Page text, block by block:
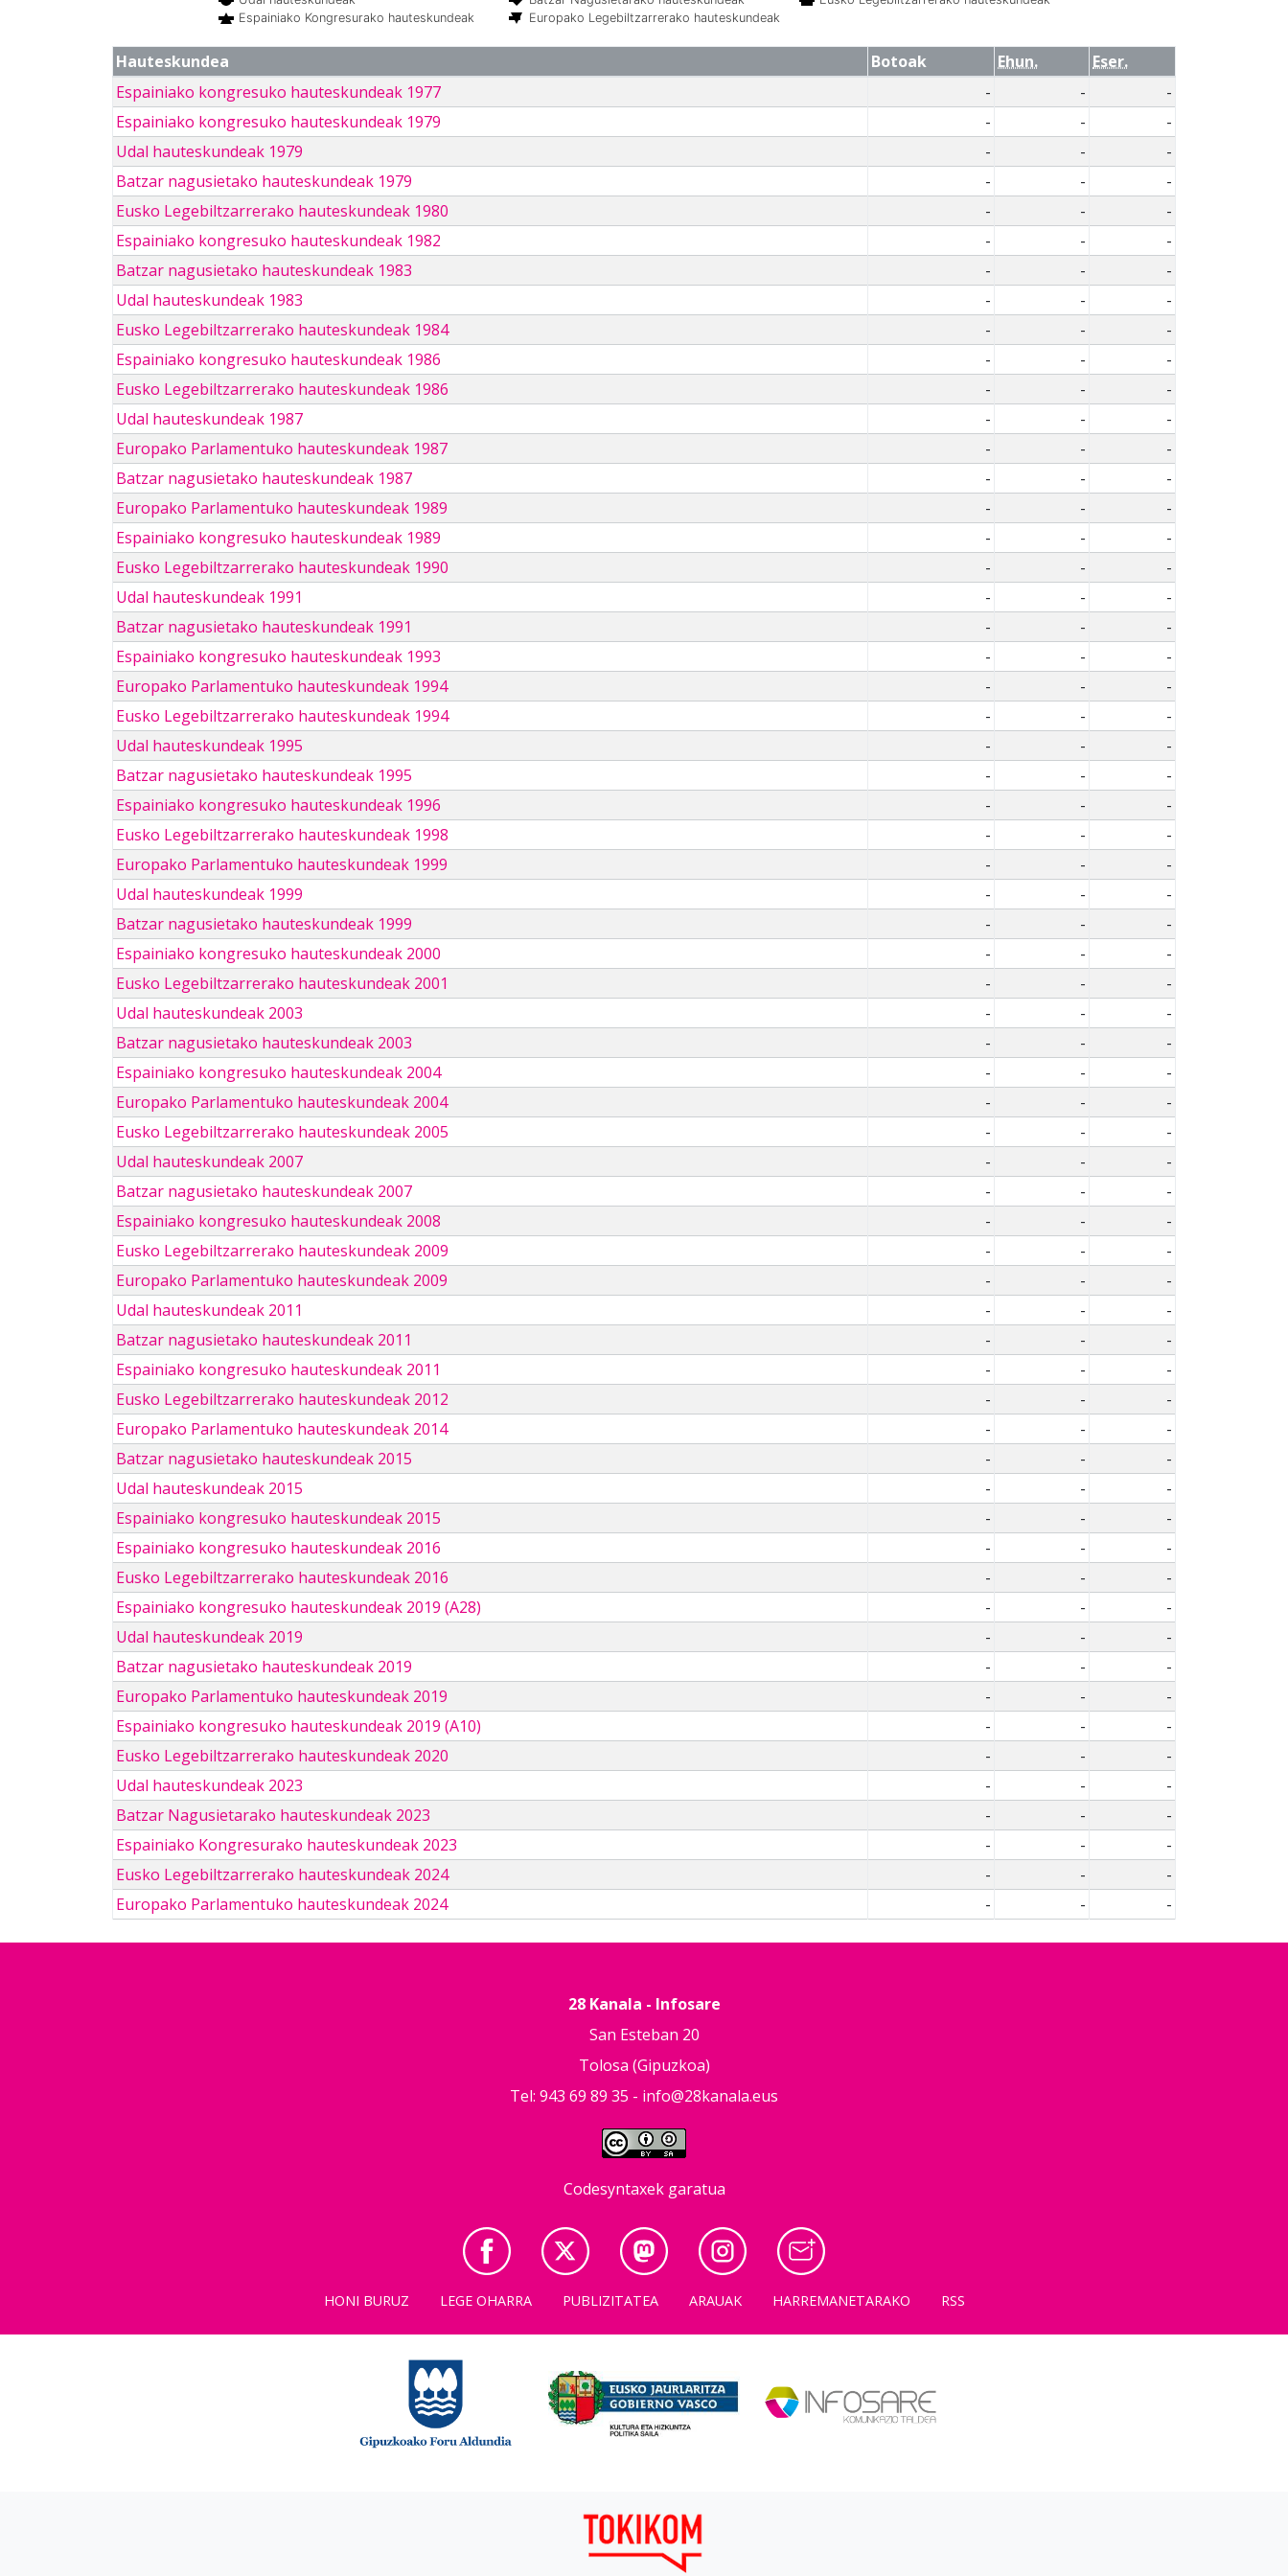
Espainiako Kongresurako hauteskundeak
Europako Legebiltzarrerako hauteskundeak
Hauteskundea Botoak Ehun.
Eser.
Espainiako kongresuko hauteskundeak 1977
- -
-
Espainiako kongresuko hauteskundeak 1979
- -
-
Udal hauteskundeak 1979
- -
-
Batzar nagusietako hauteskundeak 1979
- -
-
Eusko Legebiltzarrerako hauteskundeak 1980
- -
-
Espainiako kongresuko hauteskundeak 1982
- -
-
Batzar nagusietako hauteskundeak 1983
- -
-
Udal hauteskundeak 1983
- -
-
Eusko Legebiltzarrerako hauteskundeak 1984
- -
-
Espainiako kongresuko hauteskundeak 1986
- -
-
Eusko Legebiltzarrerako hauteskundeak 1986
- -
-
Udal hauteskundeak 1987
- -
-
Europako Parlamentuko hauteskundeak 1987
- -
-
Batzar nagusietako hauteskundeak 1987
- -
-
Europako Parlamentuko hauteskundeak 1989
- -
-
Espainiako kongresuko hauteskundeak 1989
- -
-
Eusko Legebiltzarrerako hauteskundeak 1990
- -
-
Udal hauteskundeak 1991
- -
-
Batzar nagusietako hauteskundeak 1991
- -
-
Espainiako kongresuko hauteskundeak 1993
- -
-
Europako Parlamentuko hauteskundeak 1994
- -
-
Eusko Legebiltzarrerako hauteskundeak 1994
- -
-
Udal hauteskundeak 1995
- -
-
Batzar nagusietako hauteskundeak 1995
- -
-
Espainiako kongresuko hauteskundeak 1996
- -
-
Eusko Legebiltzarrerako hauteskundeak 1998
- -
-
Europako Parlamentuko hauteskundeak 1999
- -
-
Udal hauteskundeak 1999
- -
-
Batzar nagusietako hauteskundeak 1999
- -
-
Espainiako kongresuko hauteskundeak 2000
- -
-
Eusko Legebiltzarrerako hauteskundeak 2001
- -
-
Udal hauteskundeak 2003
- -
-
Batzar nagusietako hauteskundeak 2003
- -
-
Espainiako kongresuko hauteskundeak 2004
- -
-
Europako Parlamentuko hauteskundeak 2004
- -
-
Eusko Legebiltzarrerako hauteskundeak 2005
- -
-
Udal hauteskundeak 2007
- -
-
Batzar nagusietako hauteskundeak 2007
- -
-
Espainiako kongresuko hauteskundeak 2008
- -
-
Eusko Legebiltzarrerako hauteskundeak 2009
- -
-
Europako Parlamentuko hauteskundeak 2009
- -
-
Udal hauteskundeak 2011
- -
-
Batzar nagusietako hauteskundeak 2011
- -
-
Espainiako kongresuko hauteskundeak 2011
- -
-
Eusko Legebiltzarrerako hauteskundeak 2012
- -
-
Europako Parlamentuko hauteskundeak 2014
- -
-
Batzar nagusietako hauteskundeak 2015
- -
-
Udal hauteskundeak 2015
- -
-
Espainiako kongresuko hauteskundeak 2015
- -
-
Espainiako kongresuko hauteskundeak 2016
- -
-
Eusko Legebiltzarrerako hauteskundeak 2016
- -
-
Espainiako kongresuko hauteskundeak 2019 (A28)
- -
-
Udal hauteskundeak 2019
- -
-
Batzar nagusietako hauteskundeak 2019
- -
-
Europako Parlamentuko hauteskundeak 2019
- -
-
Espainiako kongresuko hauteskundeak 2019 (A10)
- -
-
Eusko Legebiltzarrerako hauteskundeak 2020
- -
-
Udal hauteskundeak 2023
- -
-
Batzar Nagusietarako hauteskundeak 2023
- -
-
Espainiako Kongresurako hauteskundeak 2023
- -
-
Eusko Legebiltzarrerako hauteskundeak 2024
- -
-
Europako Parlamentuko hauteskundeak 2024
- - -
28 Kanala - Infosare
San Esteban 20
Tolosa (Gipuzkoa)
Tel: 943 69 89 35 - info@28kanala.eus
Codesyntaxek garatua
HONI BURUZ LEGE OHARRA PUBLIZITATEA ARAUAK HARREMANETARAKO RSS